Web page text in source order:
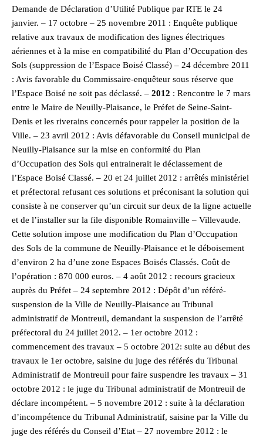
Demande de Déclaration d’Utilité Publique par RTE le 24
janvier. – 17 octobre – 25 novembre 2011 : Enquête publique
relative aux travaux de modification des lignes électriques
aériennes et à la mise en compatibilité du Plan d’Occupation des
Sols (suppression de l’Espace Boisé Classé) – 24 décembre 2011
: Avis favorable du Commissaire-enquêteur sous réserve que
l’Espace Boisé ne soit pas déclassé. – 2012 : Rencontre le 7 mars
entre le Maire de Neuilly-Plaisance, le Préfet de Seine-Saint-
Denis et les riverains concernés pour rappeler la position de la
Ville. – 23 avril 2012 : Avis défavorable du Conseil municipal de
Neuilly-Plaisance sur la mise en conformité du Plan
d’Occupation des Sols qui entrainerait le déclassement de
l’Espace Boisé Classé. – 20 et 24 juillet 2012 : arrêtés ministériel
et préfectoral refusant ces solutions et préconisant la solution qui
consiste à ne conserver qu’un circuit sur deux de la ligne actuelle
et de l’installer sur la file disponible Romainville – Villevaude.
Cette solution impose une modification du Plan d’Occupation
des Sols de la commune de Neuilly-Plaisance et le déboisement
d’environ 2 ha d’une zone Espaces Boisés Classés. Coût de
l’opération : 870 000 euros. – 4 août 2012 : recours gracieux
auprès du Préfet – 24 septembre 2012 : Dépôt d’un référé-
suspension de la Ville de Neuilly-Plaisance au Tribunal
administratif de Montreuil, demandant la suspension de l’arrêté
préfectoral du 24 juillet 2012. – 1er octobre 2012 :
commencement des travaux – 5 octobre 2012: suite au début des
travaux le 1er octobre, saisine du juge des référés du Tribunal
Administratif de Montreuil pour faire suspendre les travaux – 31
octobre 2012 : le juge du Tribunal administratif de Montreuil de
déclare incompétent. – 5 novembre 2012 : suite à la déclaration
d’incompétence du Tribunal Administratif, saisine par la Ville du
juge des référés du Conseil d’Etat – 27 novembre 2012 : le